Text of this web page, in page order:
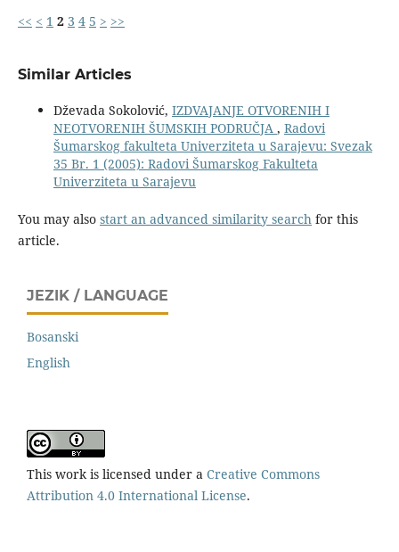
<< < 1 2 3 4 5 > >>
Similar Articles
Dževada Sokolović, IZDVAJANJE OTVORENIH I
NEOTVORENIH ŠUMSKIH PODRUČJA , Radovi
Šumarskog fakulteta Univerziteta u Sarajevu: Svezak
35 Br. 1 (2005): Radovi Šumarskog Fakulteta
Univerziteta u Sarajevu
You may also start an advanced similarity search for this
article.
JEZIK / LANGUAGE
Bosanski
English
This work is licensed under a Creative Commons
Attribution 4.0 International License.